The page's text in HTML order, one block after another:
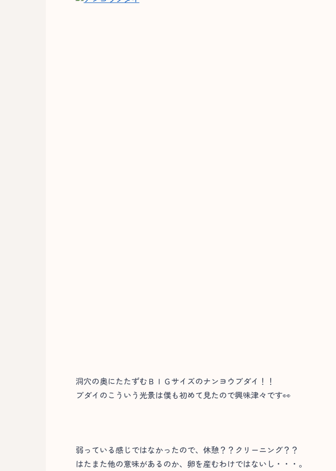
洞穴の奥にたたずむＢＩＧサイズのナンヨウブダイ！！
ブダイのこういう光景は僕も初めて見たので興味津々です👀
弱っている感じではなかったので、休憩？？クリーニング？？
はたまた他の意味があるのか、卵を産むわけではないし・・・。